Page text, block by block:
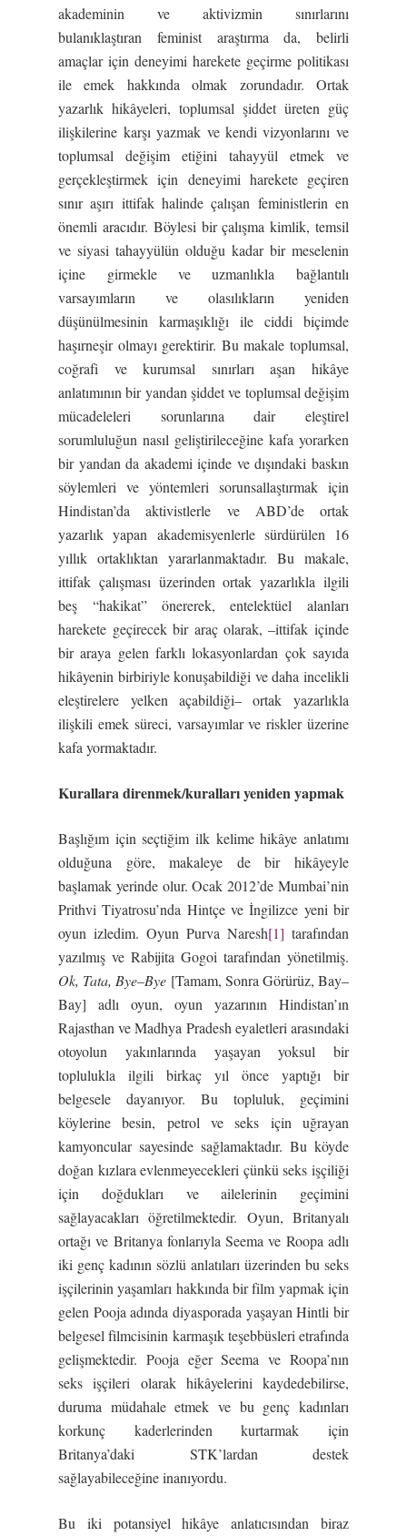
akademinin ve aktivizmin sınırlarını
bulanıklaştıran feminist araştırma da, belirli
amaçlar için deneyimi harekete geçirme politikası
ile emek hakkında olmak zorundadır. Ortak
yazarlık hikâyeleri, toplumsal şiddet üreten güç
ilişkilerine karşı yazmak ve kendi vizyonlarını ve
toplumsal değişim etiğini tahayyül etmek ve
gerçekleştirmek için deneyimi harekete geçiren
sınır aşırı ittifak halinde çalışan feministlerin en
önemli aracıdır. Böylesi bir çalışma kimlik, temsil
ve siyasi tahayyülün olduğu kadar bir meselenin
içine girmekle ve uzmanlıkla bağlantılı
varsayımların ve olasılıkların yeniden
düşünülmesinin karmaşıklığı ile ciddi biçimde
haşırneşir olmayı gerektirir. Bu makale toplumsal,
coğrafi ve kurumsal sınırları aşan hikâye
anlatımının bir yandan şiddet ve toplumsal değişim
mücadeleleri sorunlarına dair eleştirel
sorumluluğun nasıl geliştirileceğine kafa yorarken
bir yandan da akademi içinde ve dışındaki baskın
söylemleri ve yöntemleri sorunsallaştırmak için
Hindistan’da aktivistlerle ve ABD’de ortak
yazarlık yapan akademisyenlerle sürdürülen 16
yıllık ortaklıktan yararlanmaktadır. Bu makale,
ittifak çalışması üzerinden ortak yazarlıkla ilgili
beş “hakikat” önererek, entelektüel alanları
harekete geçirecek bir araç olarak, –ittifak içinde
bir araya gelen farklı lokasyonlardan çok sayıda
hikâyenin birbiriyle konuşabildiği ve daha incelikli
eleştirelere yelken açabildiği– ortak yazarlıkla
ilişkili emek süreci, varsayımlar ve riskler üzerine
kafa yormaktadır.
Kurallara direnmek/kuralları yeniden yapmak
Başlığım için seçtiğim ilk kelime hikâye anlatımı
olduğuna göre, makaleye de bir hikâyeyle
başlamak yerinde olur. Ocak 2012’de Mumbai’nin
Prithvi Tiyatrosu’nda Hintçe ve İngilizce yeni bir
oyun izledim. Oyun Purva Naresh[1] tarafından
yazılmış ve Rabijita Gogoi tarafından yönetilmiş.
Ok, Tata, Bye–Bye [Tamam, Sonra Görürüz, Bay–
Bay] adlı oyun, oyun yazarının Hindistan’ın
Rajasthan ve Madhya Pradesh eyaletleri arasındaki
otoyolun yakınlarında yaşayan yoksul bir
toplulukla ilgili birkaç yıl önce yaptığı bir
belgesele dayanıyor. Bu topluluk, geçimini
köylerine besin, petrol ve seks için uğrayan
kamyoncular sayesinde sağlamaktadır. Bu köyde
doğan kızlara evlenmeyecekleri çünkü seks işçiliği
için doğdukları ve ailelerinin geçimini
sağlayacakları öğretilmektedir. Oyun, Britanyalı
ortağı ve Britanya fonlarıyla Seema ve Roopa adlı
iki genç kadının sözlü anlatıları üzerinden bu seks
işçilerinin yaşamları hakkında bir film yapmak için
gelen Pooja adında diyasporada yaşayan Hintli bir
belgesel filmcisinin karmaşık teşebbüsleri etrafında
gelişmektedir. Pooja eğer Seema ve Roopa’nın
seks işçileri olarak hikâyelerini kaydedebilirse,
duruma müdahale etmek ve bu genç kadınları
korkunç kaderlerinden kurtarmak için
Britanya’daki STK’lardan destek
sağlayabileceğine inanıyordu.
Bu iki potansiyel hikâye anlatıcısından biraz